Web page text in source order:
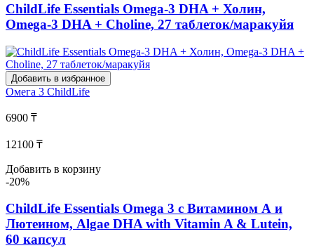
ChildLife Essentials Omega-3 DHA + Холин,
Omega-3 DHA + Choline, 27 таблеток/маракуйя
Добавить в избранное
Омега 3 ChildLife
6900 ₸
12100 ₸
Добавить в корзину
-20%
ChildLife Essentials Omega 3 с Витамином А и
Лютеином, Algae DHA with Vitamin A & Lutein,
60 капсул